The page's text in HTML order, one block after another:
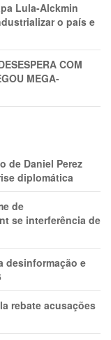
Lula-Alckmin
o país e
COM
MEGA-
de Daniel Perez
diplomática
de
se interferência de
desinformação e
rebate acusações